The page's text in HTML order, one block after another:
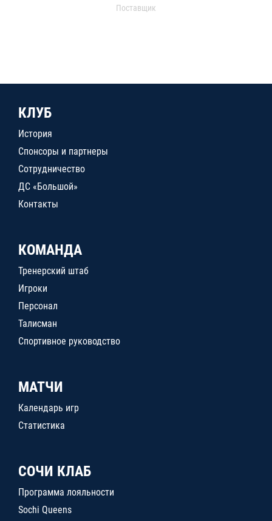
Поставщик
КЛУБ
История
Спонсоры и партнеры
Сотрудничество
ДС «Большой»
Контакты
КОМАНДА
Тренерский штаб
Игроки
Персонал
Талисман
Спортивное руководство
МАТЧИ
Календарь игр
Статистика
СОЧИ КЛАБ
Программа лояльности
Sochi Queens